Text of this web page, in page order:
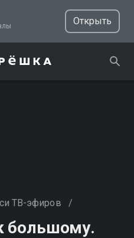
Открыть
ТВ-эфиров /
большому.